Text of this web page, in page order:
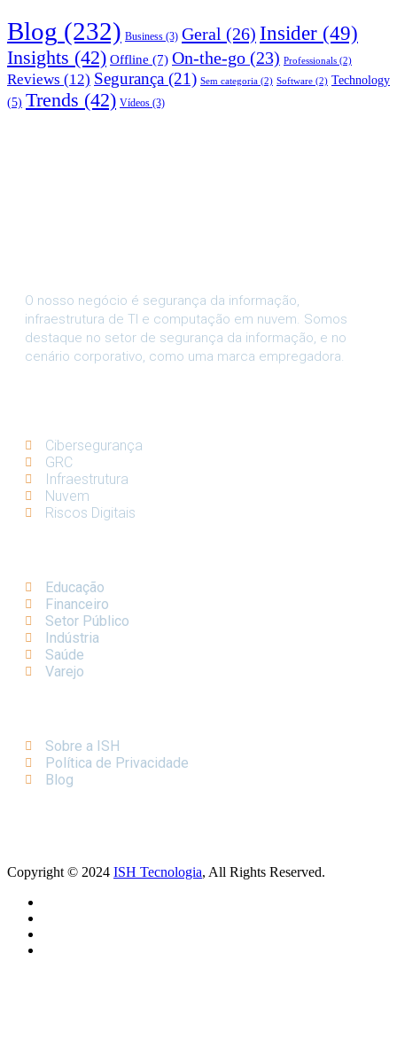
Blog (232) Business (3) Geral (26) Insider (49)
Insights (42) Offline (7) On-the-go (23) Professionals (2)
Reviews (12) Segurança (21) Sem categoria (2) Software (2) Technology
(5) Trends (42) Vídeos (3)
O nosso negócio é segurança da informação,
infraestrutura de TI e computação em nuvem. Somos
destaque no setor de segurança da informação, e no
cenário corporativo, como uma marca empregadora.
Cibersegurança
GRC
Infraestrutura
Nuvem
Riscos Digitais
Educação
Financeiro
Setor Público
Indústria
Saúde
Varejo
Sobre a ISH
Política de Privacidade
Blog
Copyright © 2024 ISH Tecnologia, All Rights Reserved.